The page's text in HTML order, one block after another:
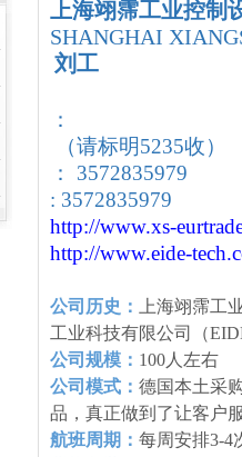
上海翊霈工业控制
SHANGHAI
刘工
：
（请标明5235收）
： 3572835979
: 3572835979
http://www.xs-
http://www.eide-tech
公司历史：
上海翊霈工
工业科技有限公司（
公司规模： 100人左右
公司模式： 德国本土采
品，真正做到了让客户
航班周期： 每周安排3-4